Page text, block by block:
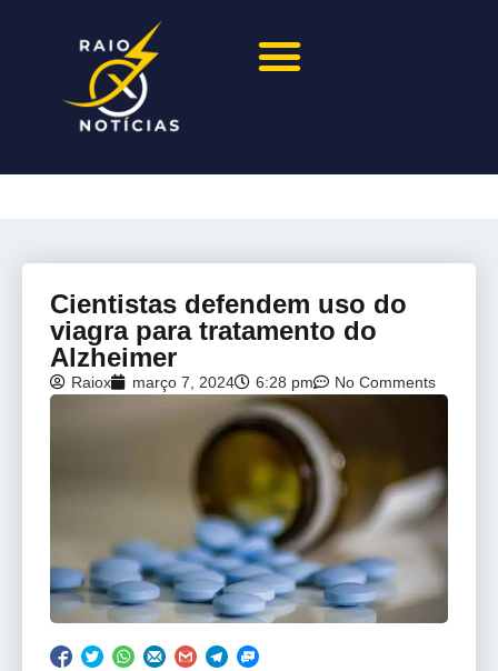
Cientistas defendem uso do
viagra para tratamento do
Alzheimer
Raiox março 7, 2024 6:28 pm No Comments